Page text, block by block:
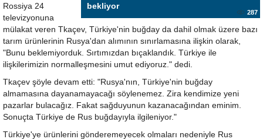
bekliyor
287
Rossiya 24
televizyonuna
mülakat veren Tkaçev, Türkiye'nin buğday da dahil olmak üzere bazı
tarım ürünlerinin Rusya'dan alımının sınırlamasına ilişkin olarak,
"Bunu beklemiyorduk. Sırtımızdan bıçaklandık. Türkiye ile
ilişkilerimizin normalleşmesini umut ediyoruz." dedi.
Tkaçev şöyle devam etti: "Rusya'nın, Türkiye'nin buğday
almamasına dayanamayacağı söylenemez. Zira kendimize yeni
pazarlar bulacağız. Fakat sağduyunun kazanacağından eminim.
Sonuçta Türkiye de Rus buğdayıyla ilgileniyor."
Türkiye'ye ürünlerini gönderemeyecek olmaları nedeniyle Rus